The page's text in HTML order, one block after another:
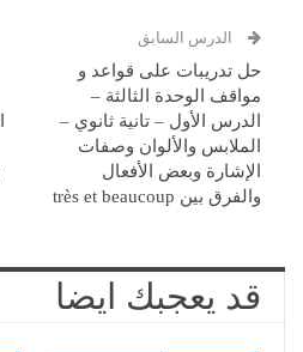
الدرس السابق
حل تدريبات على قواعد و
مواقف الوحدة الثالثة –
الدرس الأول – تانية ثانوي –
الملابس والألوان وصفات
الإشارة وبعض الأفعال
والفرق بين très et beaucoup
قد يعجبك ايضا